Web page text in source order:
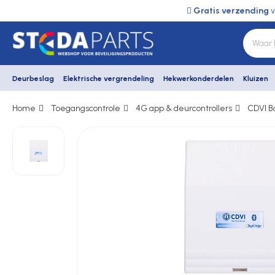
Gratis verzending
Deurbeslag Elektrische vergrendeling Hekwerkonderdelen Kluizen
Deurbeslag
Elektrische vergrendeling
Home Toegangscontrole 4G app & deurcontrollers CDVI